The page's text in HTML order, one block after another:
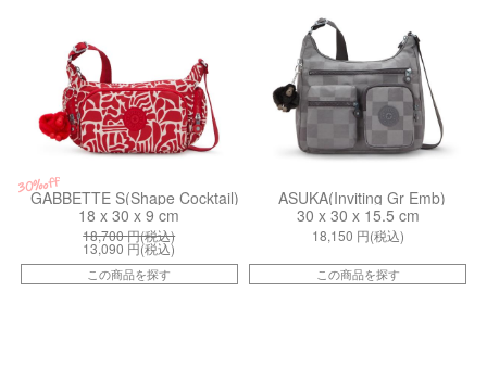
30%off
GABBETTE S(Shape Cocktail)
18 x 30 x 9 cm
18,700円(税込)
13,090 円(税込)
この商品を探す
ASUKA(Inviting Gr Emb)
30 x 30 x 15.5 cm
18,150 円(税込)
この商品を探す